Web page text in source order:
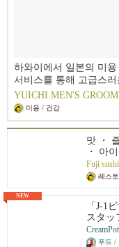
하와이에서 일본의 미
서비스를 통해 고급스
YUICHI MEN'S
미용 / 건강
맛 ・
・ 아
얼 일
철판구
크아웃
과 알
보시
Fuji
레스
NEW
「J-1
スタッ
イキキ
か？
CreamPot
푸드 /